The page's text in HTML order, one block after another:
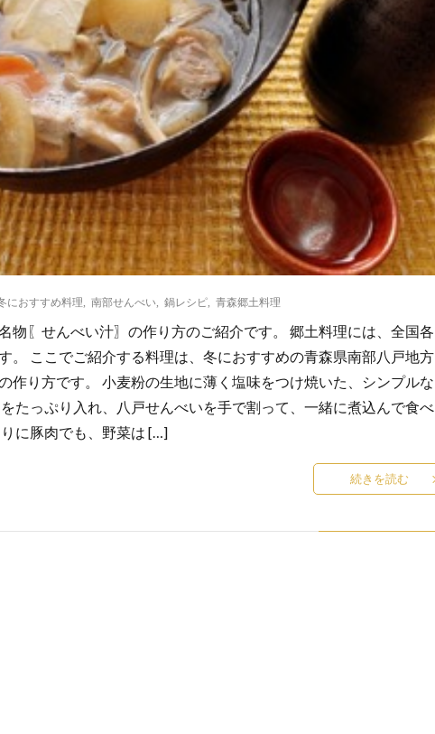
におすすめ料理 南部せんべい 鍋レシピ 青森郷土料理
物〖せんべい汁〗の作り方のご紹介です。 郷土料理には、全国各
。 ここでご紹介する料理は、冬におすすめの青森県南部八戸地方
作り方です。 小麦粉の生地に薄く塩味をつけ焼いた、シンプルな
たっぷり入れ、八戸せんべいを手で割って、一緒に煮込んで食べ
に豚肉でも、野菜は […]
続きを読む